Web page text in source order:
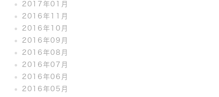
2017年01月
2016年11月
2016年10月
2016年09月
2016年08月
2016年07月
2016年06月
2016年05月